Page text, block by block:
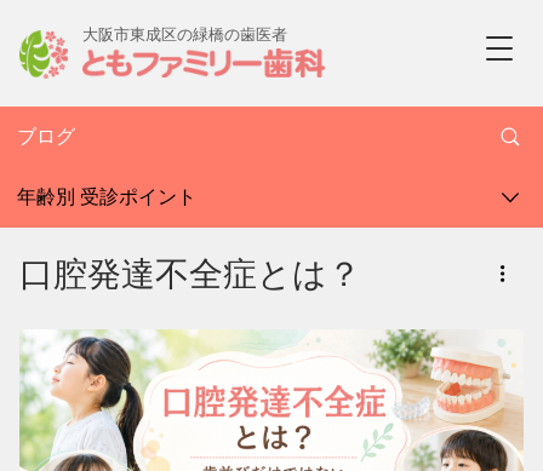
大阪市東成区の緑橋の歯医者
ブログ
年齢別 受診ポイント
口腔発達不全症とは？